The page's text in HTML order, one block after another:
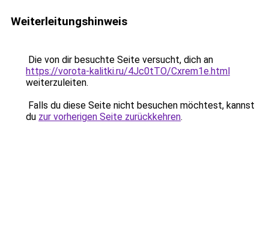
Weiterleitungshinweis
Die von dir besuchte Seite versucht, dich an
https://vorota-kalitki.ru/4Jc0tTO/Cxrem1e.html
weiterzuleiten.
Falls du diese Seite nicht besuchen möchtest, kannst
du zur vorherigen Seite zurückkehren.